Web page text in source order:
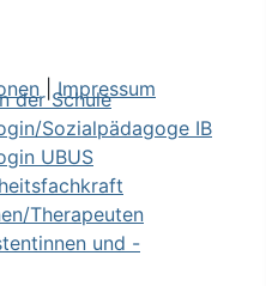
der Schule
Sozialpädagoge IB
UBUS
Therapeuten
und -
|Impressum